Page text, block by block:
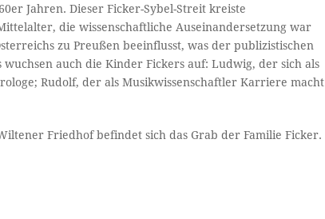
Jahren. Dieser Ficker-Sybel-Streit kreiste
die wissenschaftliche Auseinandersetzung war
zu Preußen beeinflusst, was der publizistischen
auch die Kinder Fickers auf: Ludwig, der sich als
Rudolf, der als Musikwissenschaftler Karriere macht
Friedhof befindet sich das Grab der Familie Ficker.